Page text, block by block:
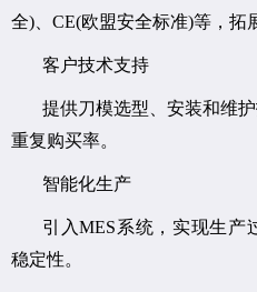
全)、CE(欧盟安全标准)等，拓
客户技术支持
提供刀模选型、安装和维
重复购买率。
智能化生产
引入MES系统，实现生产
稳定性。